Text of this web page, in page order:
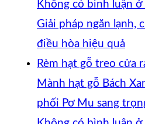
Không có bình luận ở
Giải pháp ngăn lạnh,
điều hòa hiệu quả
Rèm hạt gỗ treo cửa
Mành hạt gỗ Bách
phối Pơ Mu sang